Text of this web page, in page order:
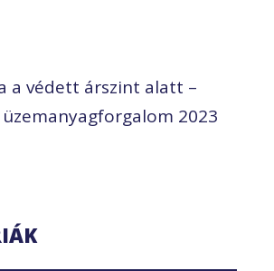
a védett árszint alatt –
2023